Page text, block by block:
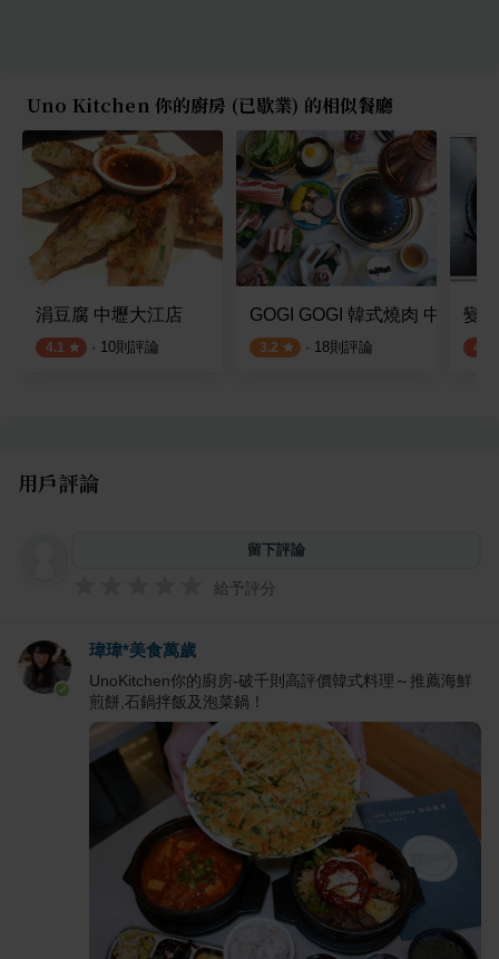
Uno Kitchen 你的廚房 (已歇業) 的相似餐廳
涓豆腐 中壢大江店
4.1 · 10則評論
GOGI GOGI 韓式燒肉 中壢店
3.2 · 18則評論
變
4.0
用戶評論
留下評論
給予評分
瑋瑋*美食萬歲
UnoKitchen你的廚房-破千則高評價韓式料理～推薦海鮮
煎餅,石鍋拌飯及泡菜鍋！